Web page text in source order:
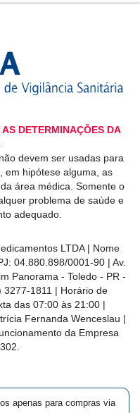
DETERMINAÇÕES DA
devem ser usadas para
em hipótese alguma, as
área médica. Somente o
problema de saúde e
adequado.
LTDA | Nome
04.880.898/0001-90 | Av.
Panorama - Toledo - PR -
3277-1811 | Horário de
das 07:00 às 21:00 |
Fernanda Wenceslau |
da Empresa
apenas para compras via